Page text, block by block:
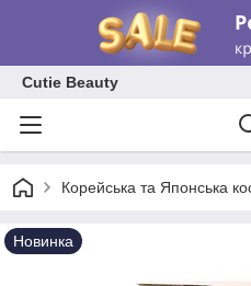
Cutie Beauty
Корейська та Японська
Новинка